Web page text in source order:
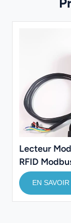
Lecteur
RFID
EN